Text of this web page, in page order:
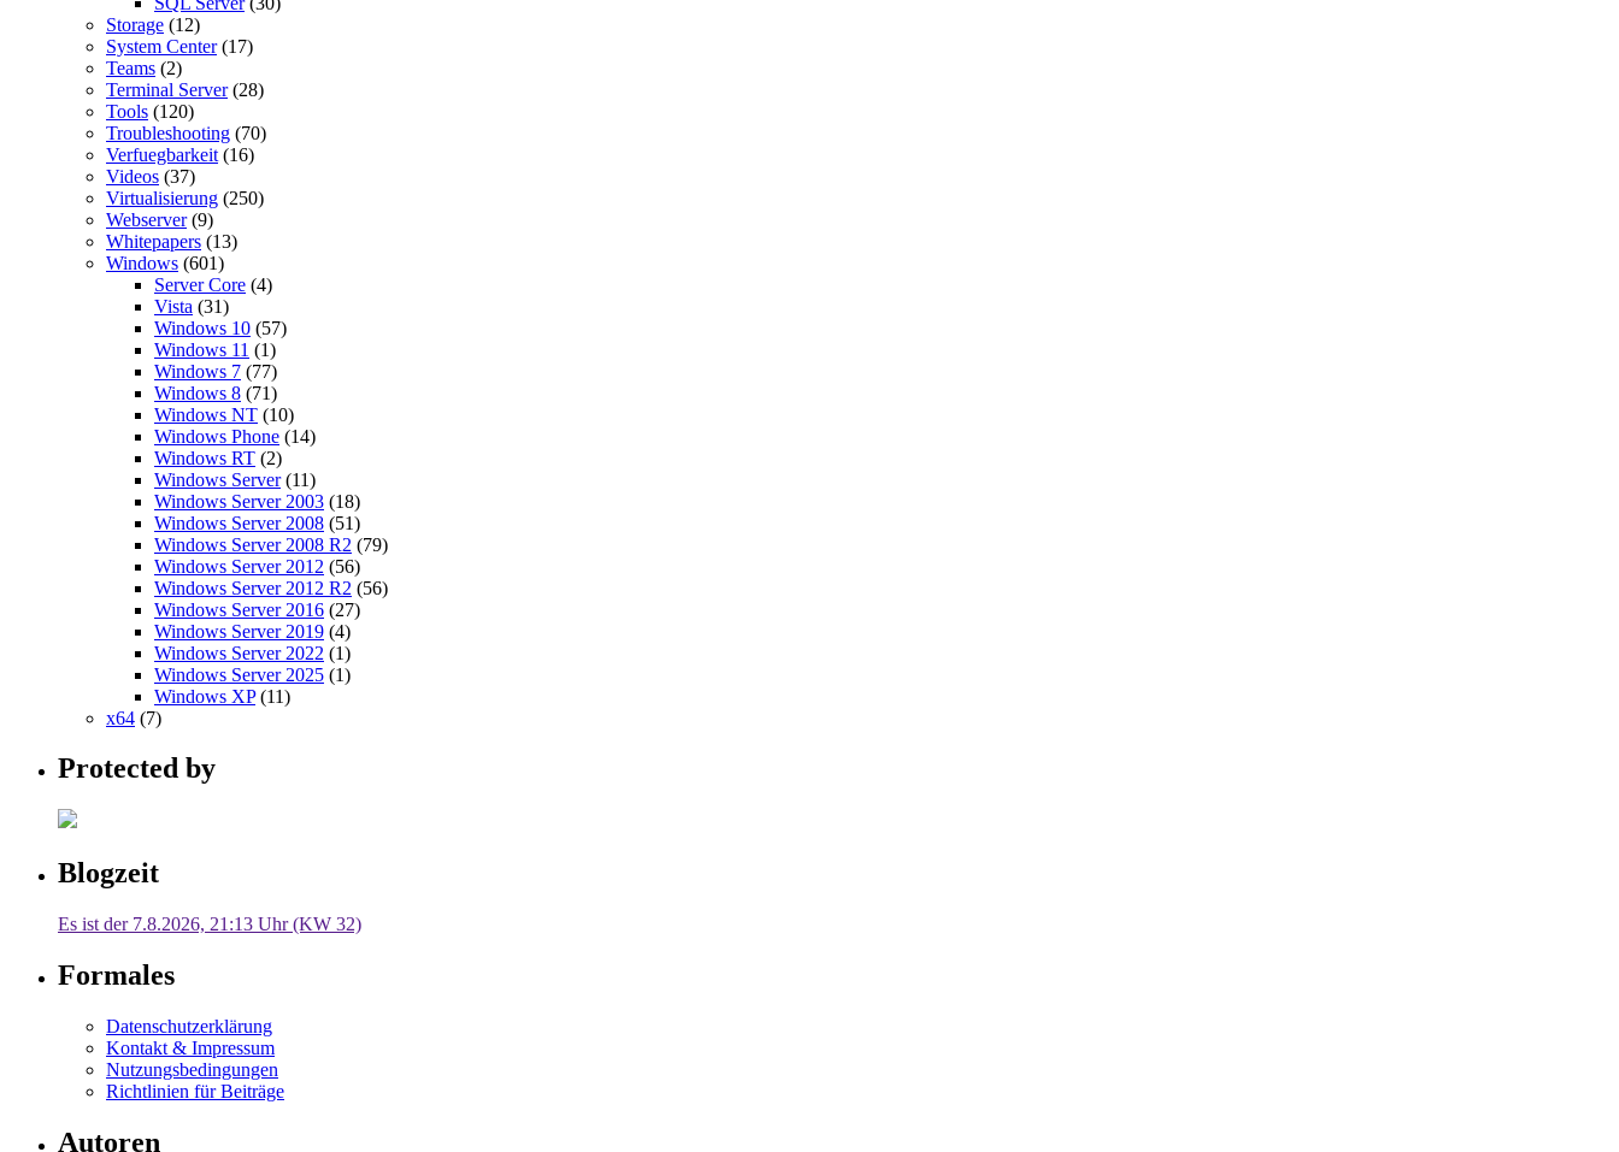
Storage (12)
System Center(17)
Teams (2)
Terminal Server(28)
Tools (120)
Troubleshooting (70)
Verfuegbarkeit (16)
Videos (37)
Virtualisierung (250)
Webserver(9)
Whitepapers (13)
Windows (601)
Server Core (4)
Vista (31)
Windows 10 (57)
Windows 11 (1)
Windows 7 (77)
Windows 8 (71)
Windows NT (10)
Windows Phone (14)
Windows RT (2)
Windows Server(11)
Windows Server 2003 (18)
Windows Server 2008 (51)
Windows Server 2008 R2 (79)
Windows Server 2012 (56)
Windows Server 2012 R2 (56)
Windows Server 2016 (27)
Windows Server 2019 (4)
Windows Server 2022 (1)
Windows Server 2025 (1)
Windows XP(11)
x64 (7)
Protected by
Blogzeit
Es ist der 7.8.2026, 21:13 Uhr (KW 32)
Formales
Datenschutzerklärung
Kontakt & Impressum
Nutzungsbedingungen
Richtlinien für Beiträge
Autoren